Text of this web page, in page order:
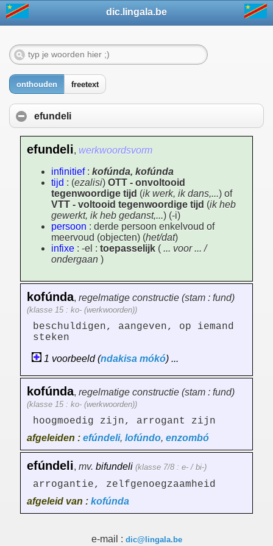
dic.lingala.be
onthouden freetext
efundeli
efundeli, werkwoordsvorm
infinitief: kofúnda, kofúnda
tijd : (ezalisi) OTT - onvoltooid
tegenwoordige tijd (ik werk, ik dans,...) of
VTT - voltooid tegenwoordige tijd (ik heb
gewerkt, ik heb gedanst,...) (-i)
persoon : derde persoon enkelvoud of
meervoud (objecten) (het/dat)
infixe : -el : toepasselijk ( ... voor ... /
ondergaan )
kofúnda, regelmatige constructie (stam : fund)
(klasse 15 : ko- (werkwoorden))
beschuldigen, aangeven, op iemand
steken
1 voorbeeld (ndakisa mókó) ...
kofúnda, regelmatige constructie (stam : fund)
(klasse 15 : ko- (werkwoorden))
hoogmoedig zijn, arrogant zijn
afgeleiden : efúndeli, lofúndo, enzombó
efúndeli, mv. bifundeli (klasse 7/8 : e- / bi-)
arrogantie, zelfgenoegzaamheid
afgeleid van : kofúnda
e-mail : dic@lingala.be